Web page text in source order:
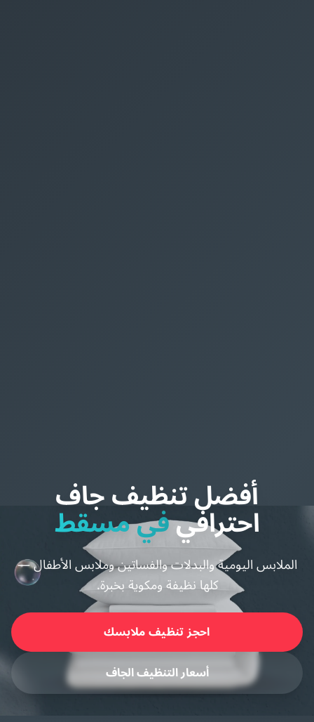
أفضل تنظيف جاف
احترافيفي مسقط
الملابس اليومية والبدلات والفساتين وملابس الأطفال —
كلها نظيفة ومكوية بخبرة.
احجز تنظيف ملابسك
أسعار التنظيف الجاف